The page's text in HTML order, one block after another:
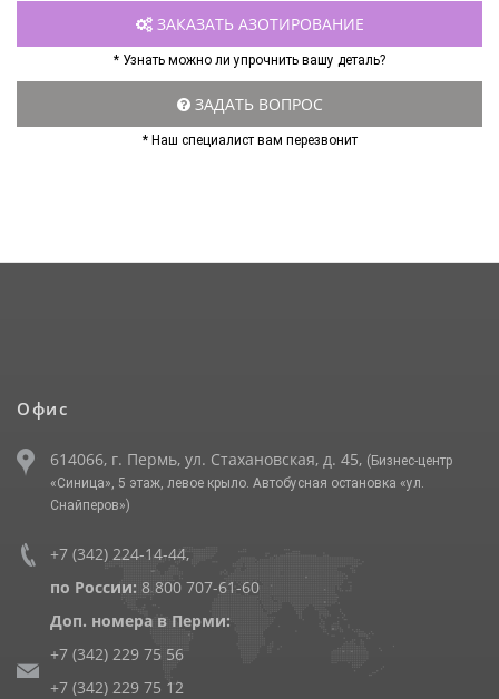
ЗАКАЗАТЬ АЗОТИРОВАНИЕ
* Узнать можно ли упрочнить вашу деталь?
ЗАДАТЬ ВОПРОС
* Наш специалист вам перезвонит
Офис
614066, г. Пермь, ул. Стахановская, д. 45, (Бизнес-центр
«Синица», 5 этаж, левое крыло. Автобусная остановка «ул.
Снайперов»)
+7 (342) 224-14-44,
по России: 8 800 707-61-60
Доп. номера в Перми:
+7 (342) 229 75 56
+7 (342) 229 75 12